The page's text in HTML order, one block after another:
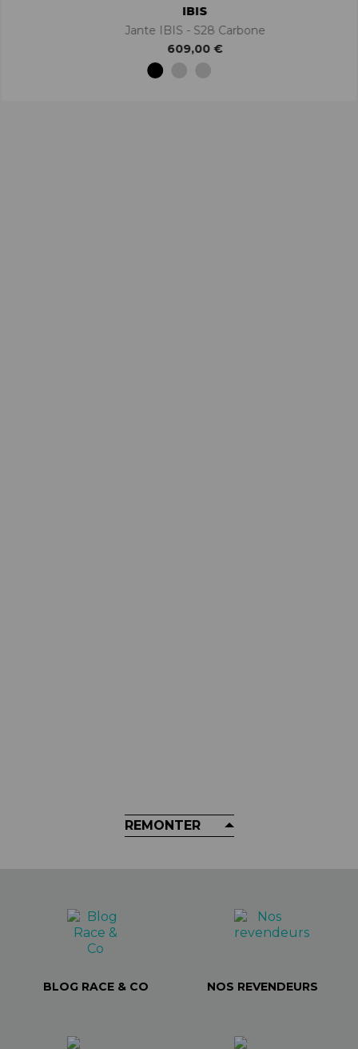
IBIS
Jante IBIS - S28 Carbone
609,00 €
REMONTER
BLOG RACE & CO NOS REVENDEURS